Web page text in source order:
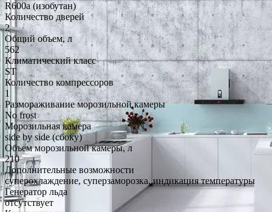
R600a (изобутан)
Количество дверей
2
Общий объем, л
562
Климатический класс
ST
Количество компрессоров
1
Размораживание морозильной камеры
No frost
Морозильная камера
side by side (сбоку)
Объем морозильной камеры, л
210
Дополнительные возможности
суперохлаждение, суперзаморозка, индикация температуры
Генератор льда
отсутствует